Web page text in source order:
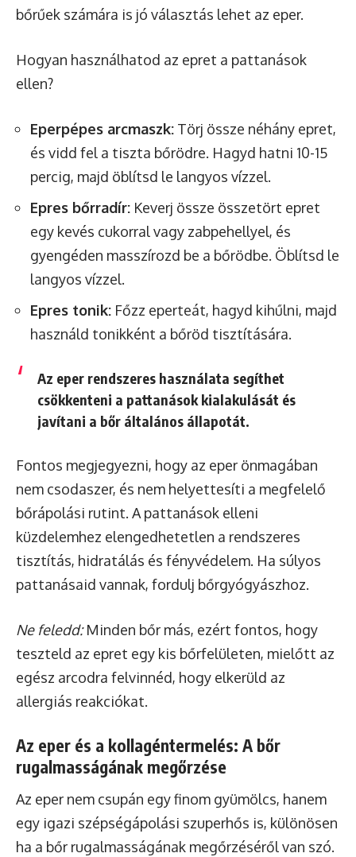
bőrűek számára is jó választás lehet az eper.
Hogyan használhatod az epret a pattanások
ellen?
Eperpépes arcmaszk: Törj össze néhány epret,
és vidd fel a tiszta bőrödre. Hagyd hatni 10-15
percig, majd öblítsd le langyos vízzel.
Epres bőrradír: Keverj össze összetört epret
egy kevés cukorral vagy zabpehellyel, és
gyengéden masszírozd be a bőrödbe. Öblítsd le
langyos vízzel.
Epres tonik: Főzz eperteát, hagyd kihűlni, majd
használd tonikként a bőröd tisztítására.
Az eper rendszeres használata segíthet
csökkenteni a pattanások kialakulását és
javítani a bőr általános állapotát.
Fontos megjegyezni, hogy az eper önmagában
nem csodaszer, és nem helyettesíti a megfelelő
bőrápolási rutint. A pattanások elleni
küzdelemhez elengedhetetlen a rendszeres
tisztítás, hidratálás és fényvédelem. Ha súlyos
pattanásaid vannak, fordulj bőrgyógyászhoz.
Ne feledd:Minden bőr más, ezért fontos, hogy
teszteld az epret egy kis bőrfelületen, mielőtt az
egész arcodra felvinnéd, hogy elkerüld az
allergiás reakciókat.
Az eper és a kollagéntermelés: A bőr
rugalmasságának megőrzése
Az eper nem csupán egy finom gyümölcs, hanem
egy igazi szépségápolási szuperhős is, különösen
ha a bőr rugalmasságának megőrzéséről van szó.